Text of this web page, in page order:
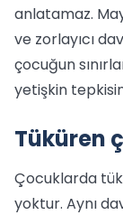
anlatamaz.
ve zorlayıcı
çocuğun
yetişkin
Tüküren
Çocuklarda
yoktur. Aynı